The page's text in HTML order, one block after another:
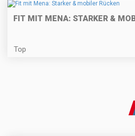
FIT MIT MENA: STARKER &
Top